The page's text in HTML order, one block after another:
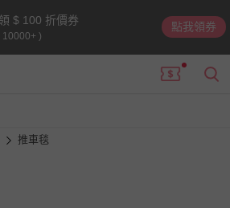
$ 100 折價券
10000+ )
點我領券
推車毯